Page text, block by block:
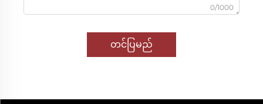
0/1000
တင်ပြမည်